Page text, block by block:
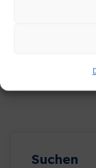
Suchen